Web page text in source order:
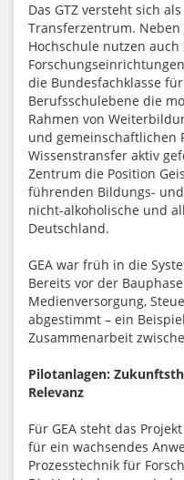
Das GTZ versteht sich
Transferzentrum.
Hochschule nutzen
die Bundesfachklasse
Berufsschulebene die
Rahmen von
und gemeinschaftlichen
Wissenstransfer aktiv
Zentrum die Position
führenden Bildungs-
nicht-alkoholische und
Deutschland.
GEA war früh in die
Bereits vor der
Medienversorgung,
abgestimmt – ein
Zusammenarbeit
Pilotanlagen:
Relevanz
Für GEA steht das
für ein wachsendes
Prozesstechnik für